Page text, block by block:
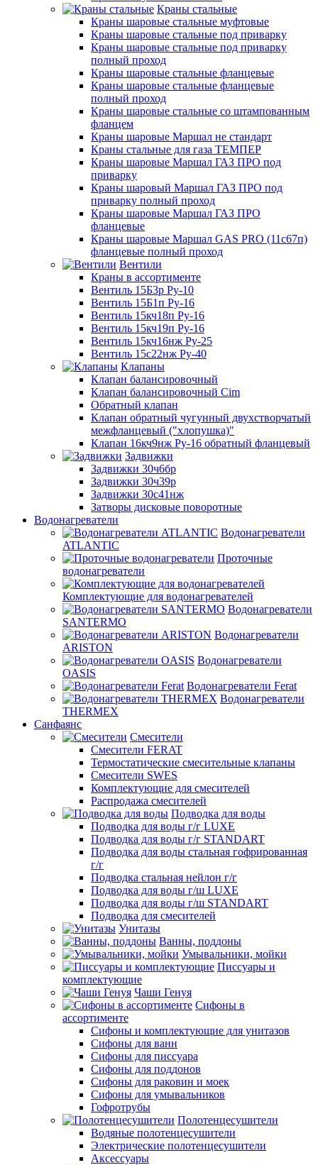
Краны стальные
Краны шаровые стальные муфтовые
Краны шаровые стальные под приварку
Краны шаровые стальные под приварку
полный проход
Краны шаровые стальные фланцевые
Краны шаровые стальные фланцевые
полный проход
Краны шаровые стальные со штампованным
фланцем
Краны шаровые Маршал не стандарт
Краны стальные для газа ТЕМПЕР
Краны шаровые Маршал ГАЗ ПРО под
приварку
Краны шаровый Маршал ГАЗ ПРО под
приварку полный проход
Краны шаровые Маршал ГАЗ ПРО
фланцевые
Краны шаровые Маршал GAS PRO (11с67п)
фланцевые полный проход
Вентили
Краны в ассортименте
Вентиль 15Б3р Ру-10
Вентиль 15Б1п Ру-16
Вентиль 15кч18п Ру-16
Вентиль 15кч19п Ру-16
Вентиль 15кч16нж Ру-25
Вентиль 15с22нж Ру-40
Клапаны
Клапан балансировочный
Клапан балансировочный Cim
Обратный клапан
Клапан обратный чугунный двухстворчатый
межфланцевый ("хлопушка)"
Клапан 16кч9нж Ру-16 обратный фланцевый
Задвижки
Задвижки 30ч6бр
Задвижки 30ч39р
Задвижки 30с41нж
Затворы дисковые поворотные
Водонагреватели
Водонагреватели
ATLANTIC
Проточные
водонагреватели
Комплектующие для водонагревателей
Водонагреватели
SANTERMO
Водонагреватели
ARISTON
Водонагреватели
OASIS
Водонагреватели Ferat
Водонагреватели
THERMEX
Санфаянс
Смесители
Смесители FERAT
Термостатические смесительные клапаны
Смесители SWES
Комплектующие для смесителей
Распродажа смесителей
Подводка для воды
Подводка для воды г/г LUXE
Подводка для воды г/г STANDART
Подводка для воды стальная гофрированная
г/г
Подводка стальная нейлон г/г
Подводка для воды г/ш LUXE
Подводка для воды г/ш STANDART
Подводка для смесителей
Унитазы
Ванны, поддоны
Умывальники, мойки
Писсуары и
комплектующие
Чаши Генуя
Сифоны в
ассортименте
Сифоны и комплектующие для унитазов
Сифоны для ванн
Сифоны для писсуара
Сифоны для поддонов
Сифоны для раковин и моек
Сифоны для умывальников
Гофротрубы
Полотенцесушители
Водяные полотенцесушители
Электрические полотенцесушители
Аксессуары